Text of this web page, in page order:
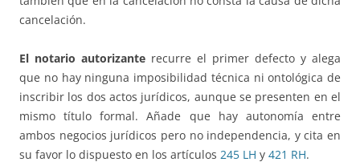
cancelación.
El notario autorizante recurre el primer defecto y alega
que no hay ninguna imposibilidad técnica ni ontológica de
inscribir los dos actos jurídicos, aunque se presenten en el
mismo título formal. Añade que hay autonomía entre
ambos negocios jurídicos pero no independencia, y cita en
su favor lo dispuesto en los artículos 245 LH y 421 RH.